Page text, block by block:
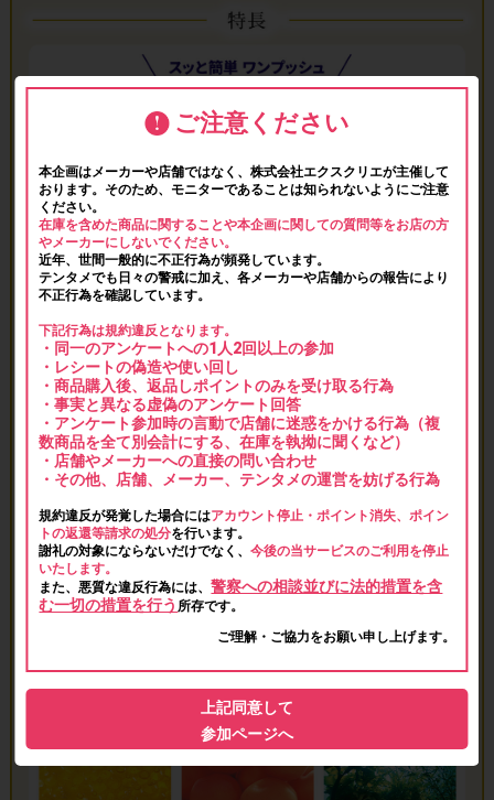
ご注意ください
本企画はメーカーや店舗ではなく、株式会社エクスクリエが主催して
おります。そのため、モニターであることは知られないようにご注意
ください。
在庫を含めた商品に関することや本企画に関しての質問等をお店の方
やメーカーにしないでください。
近年、世間一般的に不正行為が頻発しています。
テンタメでも日々の警戒に加え、各メーカーや店舗からの報告により
不正行為を確認しています。
下記行為は規約違反となります。
・同一のアンケートへの1人2回以上の参加
・レシートの偽造や使い回し
・商品購入後、返品しポイントのみを受け取る行為
・事実と異なる虚偽のアンケート回答
・アンケート参加時の言動で店舗に迷惑をかける行為（複
数商品を全て別会計にする、在庫を執拗に聞くなど）
・店舗やメーカーへの直接の問い合わせ
・その他、店舗、メーカー、テンタメの運営を妨げる行為
規約違反が発覚した場合にはアカウント停止・ポイント消失、ポイン
トの返還等請求の処分を行います。
謝礼の対象にならないだけでなく、今後の当サービスのご利用を停止
いたします。
また、悪質な違反行為には、警察への相談並びに法的措置を含
む一切の措置を行う 所存です。
ご理解・ご協力をお願い申し上げます。
上記同意して
参加ページへ